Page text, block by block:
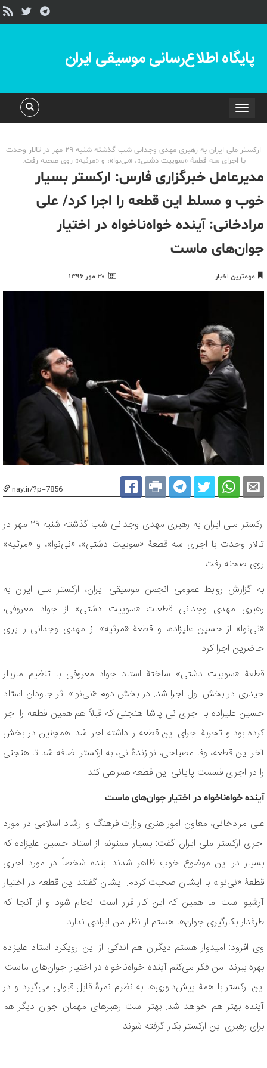
پایگاه اطلاع‌رسانی موسیقی ایران
Toggle
navigation
ارکستر ملی ایران به رهبری مهدی وجدانی شب گذشته شنبه 29 مهر در تالار وحدت
با اجرای سه قطعۀ «سوییت دشتی»، «نی‌نوا»، و «مرثیه» روی صحنه رفت.
مدیرعامل خبرگزاری فارس: ارکستر بسیار
خوب و مسلط این قطعه را اجرا کرد/ علی
مرادخانی: آینده خواه‌ناخواه در اختیار
جوان‌های ماست
مهمترین اخبار ۳۰ مهر ۱۳۹۶
nay.ir/?p=7856
ارکستر ملی ایران به رهبری مهدی وجدانی شب گذشته شنبه ۲۹ مهر در
تالار وحدت با اجرای سه قطعۀ «سوییت دشتی»، «نی‌نوا»، و «مرثیه»
روی صحنه رفت.
به گزارش روابط عمومی انجمن موسیقی ایران، ارکستر ملی ایران به
رهبری مهدی وجدانی قطعات «سوییت دشتی» از جواد معروفی،
«نی‌نوا» از حسین علیزاده، و قطعۀ «مرثیه» از مهدی وجدانی را برای
حاضرین اجرا کرد.
قطعۀ «سوییت دشتی» ساختۀ استاد جواد معروفی با تنظیم مازیار
حیدری در بخش اول اجرا شد. در بخش دوم «نی‌نوا» اثر جاودان استاد
حسین علیزاده با اجرای نی پاشا هنجنی که قبلاً هم همین قطعه را اجرا
کرده بود و تجربۀ اجرای این قطعه را داشته اجرا شد. همچنین در بخش
آخر این قطعه، وفا مصباحی، نوازندۀ نی، به ارکستر اضافه شد تا هنجنی
را در اجرای قسمت پایانی این قطعه همراهی کند.
آینده خواه‌ناخواه در اختیار جوان‌های ماست
علی مرادخانی، معاون امور هنری وزارت فرهنگ و ارشاد اسلامی در مورد
اجرای ارکستر ملی ایران گفت: بسیار ممنونم از استاد حسین علیزاده که
بسیار در این موضوع خوب ظاهر شدند. بنده شخصاً در مورد اجرای
قطعۀ «نی‌نوا» با ایشان صحبت کردم. ایشان گفتند این قطعه در اختیار
آرشیو است اما همین که این کار قرار است انجام شود و از آنجا که
طرفدار بکارگیری جوان‌ها هستم از نظر من ایرادی ندارد.
وی افزود: امیدوار هستم دیگران هم اندکی از این رویکرد استاد علیزاده
بهره ببرند. من فکر می‌کنم آینده خواه‌ناخواه در اختیار جوان‌های ماست.
این ارکستر با همۀ پیش‌داوری‌ها به نظرم نمرۀ قابل قبولی می‌گیرد و در
آینده بهتر هم خواهد شد. بهتر است رهبرهای مهمان جوان دیگر هم
برای رهبری این ارکستر بکار گرفته شوند.